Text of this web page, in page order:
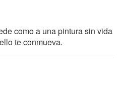
como a una pintura sin vida
te conmueva.